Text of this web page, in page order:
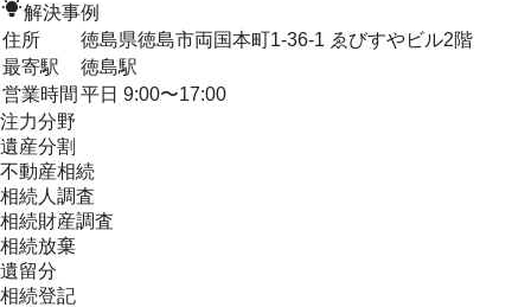
解決事例
住所
徳島県徳島市両国本町1-36-1 ゑびすやビル2階
最寄駅
徳島駅
営業時間 平日 9:00〜17:00
注力分野
遺産分割
不動産相続
相続人調査
相続財産調査
相続放棄
遺留分
相続登記